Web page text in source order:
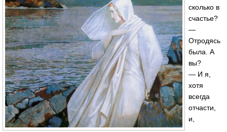
сколько в
счастье?
—
Отродясь
была. А
вы?
— И я,
хотя
всегда
отчасти,
и,